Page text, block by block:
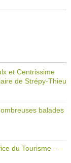
et Centrissime
de Strépy-Thieu
balades
du Tourisme –